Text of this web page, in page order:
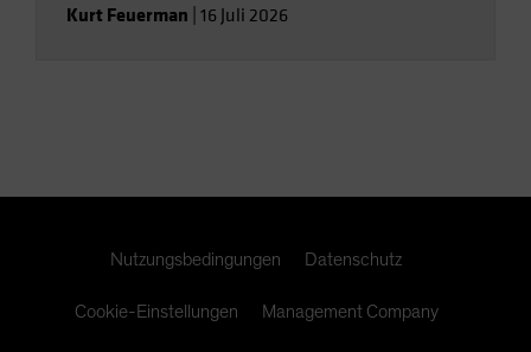
Kurt Feuerman 16 Juli 2026
Nutzungsbedingungen Datenschutz
Cookie-Einstellungen Management Company